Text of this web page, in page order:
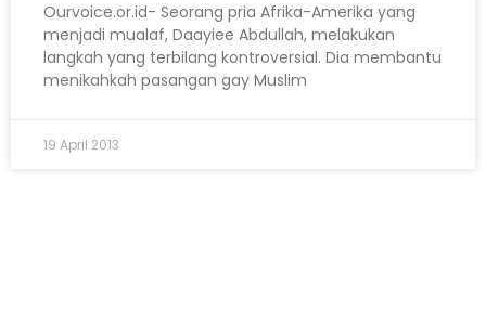
Ourvoice.or.id- Seorang pria Afrika-Amerika yang
menjadi mualaf, Daayiee Abdullah, melakukan
langkah yang terbilang kontroversial. Dia membantu
menikahkah pasangan gay Muslim
19 April 2013